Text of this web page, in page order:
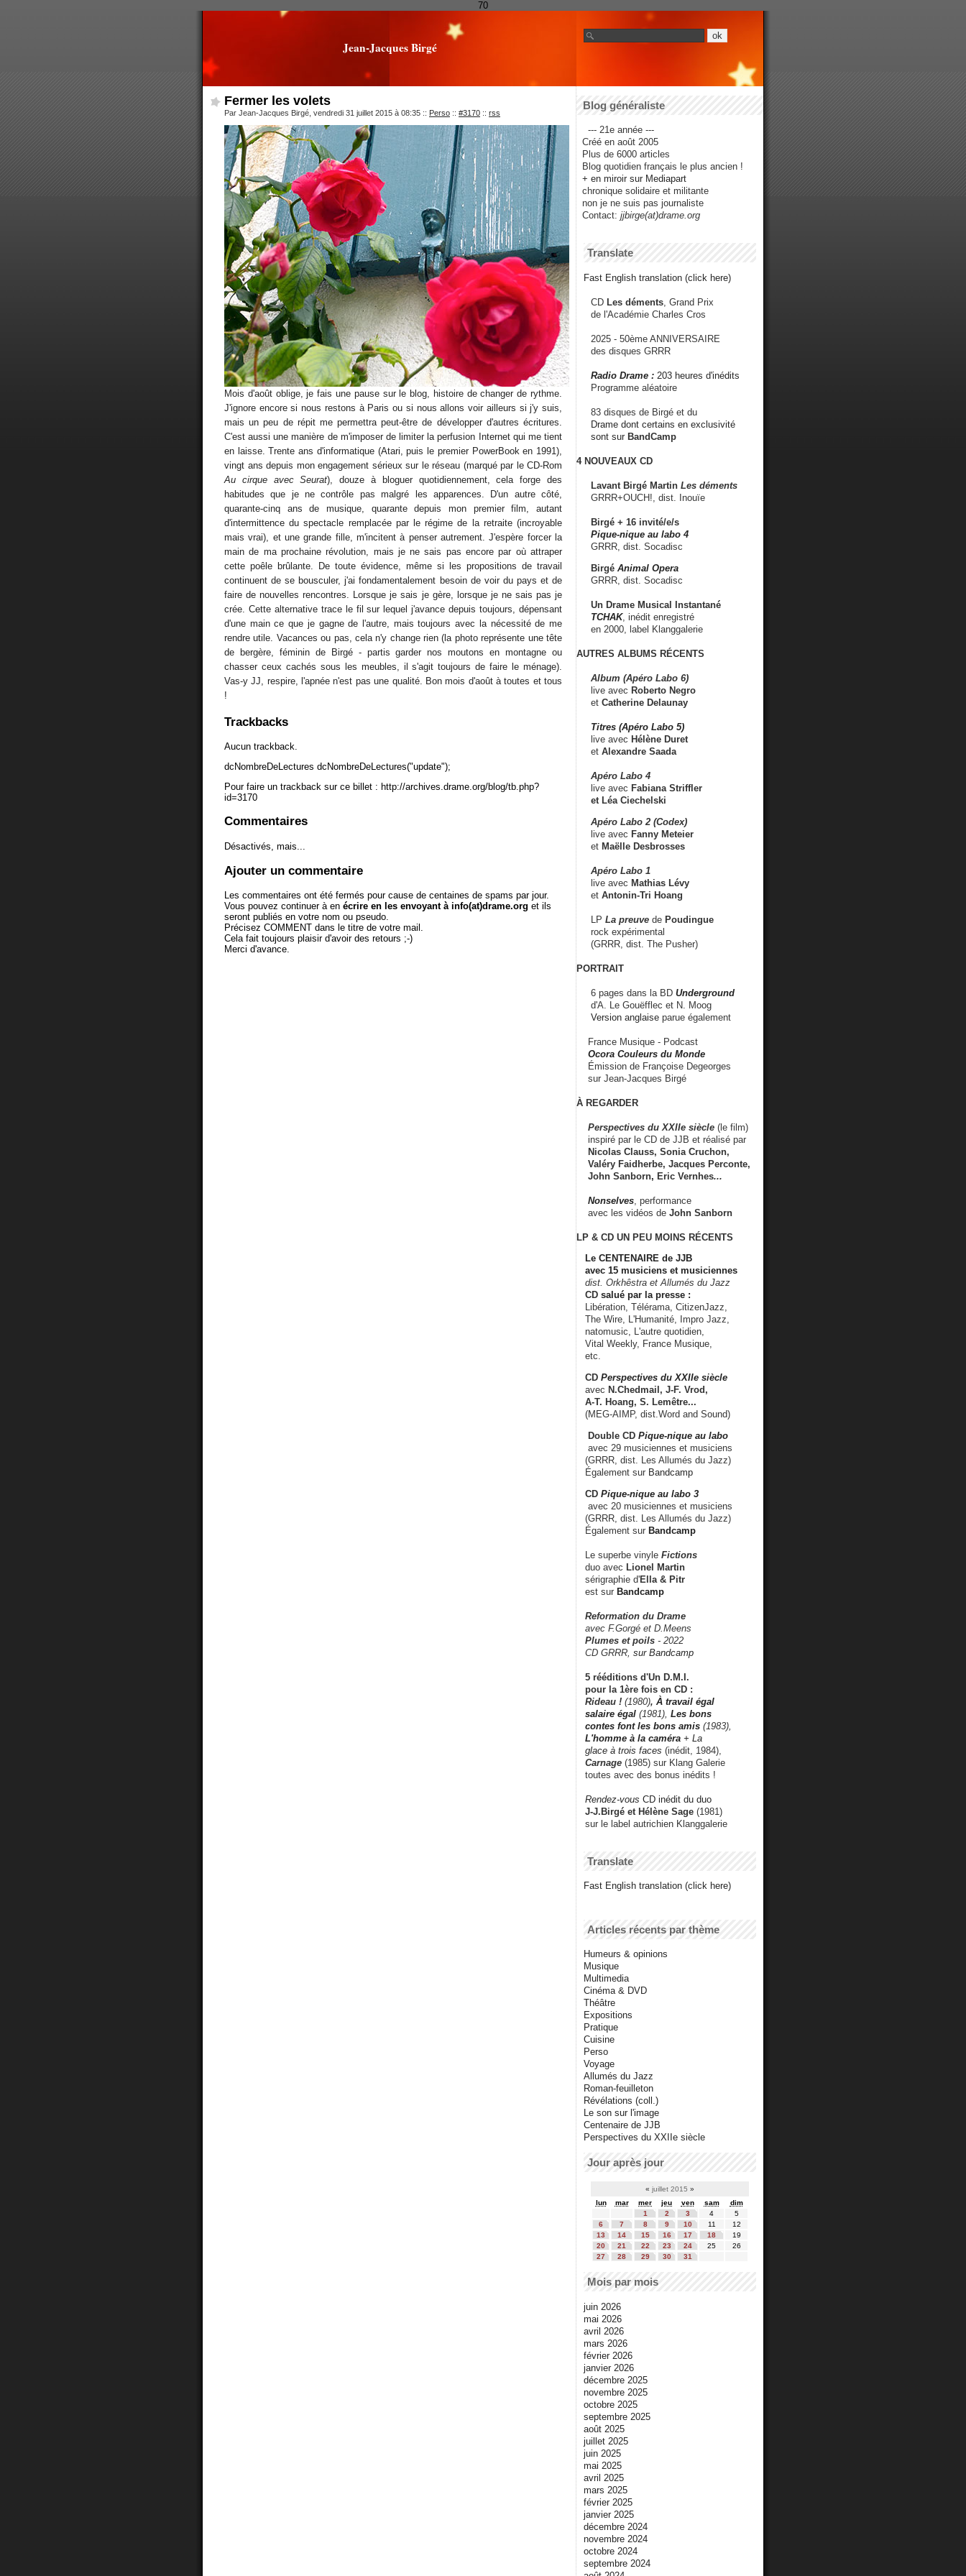
70
Jean-Jacques Birgé
Fermer les volets
Par Jean-Jacques Birgé, vendredi 31 juillet 2015 à 08:35 :: Perso :: #3170 :: rss
Mois d'août oblige, je fais une pause sur le blog, histoire de changer de rythme.
J'ignore encore si nous restons à Paris ou si nous allons voir ailleurs si j'y suis,
mais un peu de répit me permettra peut-être de développer d'autres écritures.
C'est aussi une manière de m'imposer de limiter la perfusion Internet qui me tient
en laisse. Trente ans d'informatique (Atari, puis le premier PowerBook en 1991),
vingt ans depuis mon engagement sérieux sur le réseau (marqué par le CD-Rom
Au cirque avec Seurat), douze à bloguer quotidiennement, cela forge des
habitudes que je ne contrôle pas malgré les apparences. D'un autre côté,
quarante-cinq ans de musique, quarante depuis mon premier film, autant
d'intermittence du spectacle remplacée par le régime de la retraite (incroyable
mais vrai), et une grande fille, m'incitent à penser autrement. J'espère forcer la
main de ma prochaine révolution, mais je ne sais pas encore par où attraper
cette poêle brûlante. De toute évidence, même si les propositions de travail
continuent de se bousculer, j'ai fondamentalement besoin de voir du pays et de
faire de nouvelles rencontres. Lorsque je sais je gère, lorsque je ne sais pas je
crée. Cette alternative trace le fil sur lequel j'avance depuis toujours, dépensant
d'une main ce que je gagne de l'autre, mais toujours avec la nécessité de me
rendre utile. Vacances ou pas, cela n'y change rien (la photo représente une tête
de bergère, féminin de Birgé - partis garder nos moutons en montagne ou
chasser ceux cachés sous les meubles, il s'agit toujours de faire le ménage).
Vas-y JJ, respire, l'apnée n'est pas une qualité. Bon mois d'août à toutes et tous
!
Trackbacks
Aucun trackback.
dcNombreDeLectures dcNombreDeLectures("update");
Pour faire un trackback sur ce billet : http://archives.drame.org/blog/tb.php?
id=3170
Commentaires
Désactivés, mais...
Ajouter un commentaire
Les commentaires ont été fermés pour cause de centaines de spams par jour.
Vous pouvez continuer à en écrire en les envoyant à info(at)drame.org et ils
seront publiés en votre nom ou pseudo.
Précisez COMMENT dans le titre de votre mail.
Cela fait toujours plaisir d'avoir des retours ;-)
Merci d'avance.
Blog généraliste
--- 21e année ---
Créé en août 2005
Plus de 6000 articles
Blog quotidien français le plus ancien !
+ en miroir sur Mediapart
chronique solidaire et militante
non je ne suis pas journaliste
Contact: jjbirge(at)drame.org
Translate
Fast English translation (click here)
CD Les déments , Grand Prix
de l'Académie Charles Cros
2025 - 50ème ANNIVERSAIRE
des disques GRRR
Radio Drame : 203 heures d'inédits
Programme aléatoire
83 disques de Birgé et du
Drame dont certains en exclusivité
sont sur BandCamp
4 NOUVEAUX CD
Lavant Birgé Martin Les déments
GRRR+OUCH!, dist. Inouïe
Birgé + 16 invité/e/s
Pique-nique au labo 4
GRRR, dist. Socadisc
Birgé Animal Opera
GRRR, dist. Socadisc
Un Drame Musical Instantané
TCHAK, inédit enregistré
en 2000, label Klanggalerie
AUTRES ALBUMS RÉCENTS
Album (Apéro Labo 6)
live avec Roberto Negro
et Catherine Delaunay
Titres (Apéro Labo 5)
live avec Hélène Duret
et Alexandre Saada
Apéro Labo 4
live avec Fabiana Striffler
et Léa Ciechelski
Apéro Labo 2 (Codex)
live avec Fanny Meteier
et Maëlle Desbrosses
Apéro Labo 1
live avec Mathias Lévy
et Antonin-Tri Hoang
LP La preuve de Poudingue
rock expérimental
(GRRR, dist. The Pusher)
PORTRAIT
6 pages dans la BD Underground
d'A. Le Gouëfflec et N. Moog
Version anglaise parue également
France Musique - Podcast
Ocora Couleurs du Monde
Émission de Françoise Degeorges
sur Jean-Jacques Birgé
À REGARDER
Perspectives du XXIIe siècle (le film)
inspiré par le CD de JJB et réalisé par
Nicolas Clauss, Sonia Cruchon,
Valéry Faidherbe, Jacques Perconte,
John Sanborn, Eric Vernhes...
Nonselves , performance
avec les vidéos de John Sanborn
LP & CD UN PEU MOINS RÉCENTS
Le CENTENAIRE de JJB
avec 15 musiciens et musiciennes
dist. Orkhêstra et Allumés du Jazz
CD salué par la presse :
Libération, Télérama, CitizenJazz,
The Wire, L'Humanité, Impro Jazz,
natomusic, L'autre quotidien,
Vital Weekly, France Musique,
etc.
CD Perspectives du XXIIe siècle
avec N.Chedmail, J-F. Vrod,
A-T. Hoang, S. Lemêtre...
(MEG-AIMP, dist.Word and Sound)
Double CD Pique-nique au labo
avec 29 musiciennes et musiciens
(GRRR, dist. Les Allumés du Jazz)
Également sur Bandcamp
CD Pique-nique au labo 3
avec 20 musiciennes et musiciens
(GRRR, dist. Les Allumés du Jazz)
Également sur Bandcamp
Le superbe vinyle Fictions
duo avec Lionel Martin
sérigraphie d'Ella & Pitr
est sur Bandcamp
Reformation du Drame
avec F.Gorgé et D.Meens
Plumes et poils - 2022
CD GRRR, sur Bandcamp
5 rééditions d'Un D.M.I.
pour la 1ère fois en CD :
Rideau ! (1980), À travail égal
salaire égal (1981), Les bons
contes font les bons amis (1983),
L'homme à la caméra + La
glace à trois faces (inédit, 1984),
Carnage (1985) sur Klang Galerie
toutes avec des bonus inédits !
Rendez-vous CD inédit du duo
J-J.Birgé et Hélène Sage (1981)
sur le label autrichien Klanggalerie
Translate
Fast English translation (click here)
Articles récents par thème
Humeurs & opinions
Musique
Multimedia
Cinéma & DVD
Théâtre
Expositions
Pratique
Cuisine
Perso
Voyage
Allumés du Jazz
Roman-feuilleton
Révélations (coll.)
Le son sur l'image
Centenaire de JJB
Perspectives du XXIIe siècle
Jour après jour
« juillet 2015 »
lun
mar mer jeu ven sam
dim
1
2 3 4
5
6
7 8 9 10 11
12
13
14 15 16 17 18
19
20
21 22 23 24 25
26
27
28 29 30 31
Mois par mois
juin 2026
mai 2026
avril 2026
mars 2026
février 2026
janvier 2026
décembre 2025
novembre 2025
octobre 2025
septembre 2025
août 2025
juillet 2025
juin 2025
mai 2025
avril 2025
mars 2025
février 2025
janvier 2025
décembre 2024
novembre 2024
octobre 2024
septembre 2024